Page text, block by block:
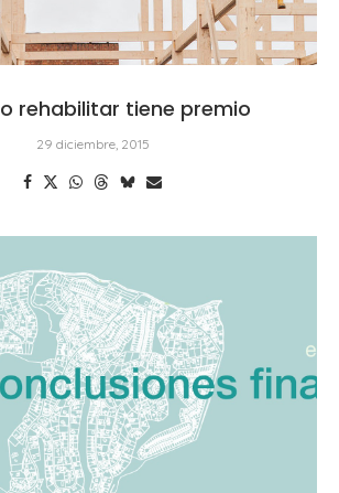
rehabilitar tiene premio
29 diciembre, 2015